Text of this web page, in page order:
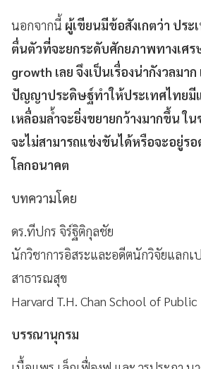
นอกจากนี้ ผู้เขียนมีข้อสังเกตว่า ประ
ตื่นตัวที่จะยกระดับศักยภาพทางเศ
growth เลย จึงเป็นเรื่องน่ากังวลมา
ปัญญาประดิษฐ์ทำให้ประเทศไทยมี
เหลื่อมล้ำจะยิ่งขยายกว้างมากขึ้น
จะไม่สามารถแข่งขันได้หรือจะอยู่รอ
โลกอนาคต
บทความโดย
ดร.ทีปกร จิร์ฐิติกุลชัย
นักวิชาการอิสระและอดีตนักวิจัยแลก
สาธารณสุข
Harvard T.H. Chan School of
บรรณานุกรม